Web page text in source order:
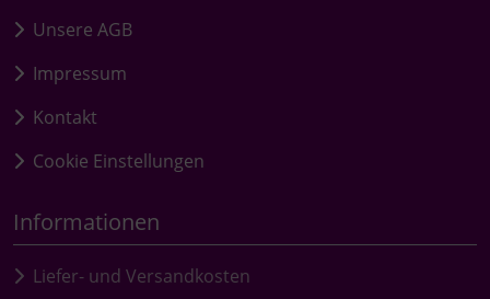
Unsere AGB
Impressum
Kontakt
Cookie Einstellungen
Informationen
Liefer- und Versandkosten